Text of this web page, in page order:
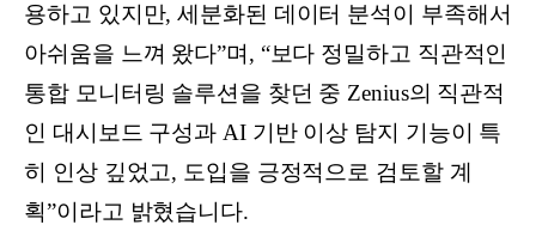
용하고 있지만, 세분화된 데이터 분석이 부족해서
아쉬움을 느껴 왔다”며, “보다 정밀하고 직관적인
통합 모니터링 솔루션을 찾던 중 Zenius의 직관적
인 대시보드 구성과 AI 기반 이상 탐지 기능이 특
히 인상 깊었고, 도입을 긍정적으로 검토할 계
획”이라고 밝혔습니다.